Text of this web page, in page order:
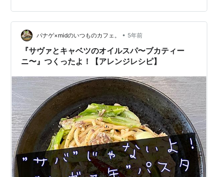
パナゲ×midのいつものカフェ。 • 5年前
『サヴァとキャベツのオイルスパ〜ブカティー
ニ〜』つくったよ！【アレンジレシピ】